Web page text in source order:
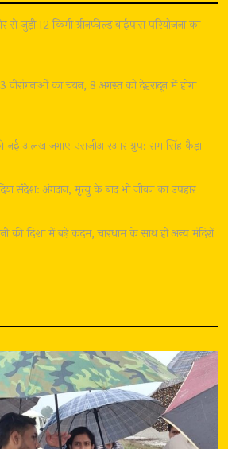
से जुड़ी 12 किमी ग्रीनफील्ड बाईपास परियोजना का
वीरांगनाओं का चयन, 8 अगस्त को देहरादून में होगा
नई अलख जगाए एसजीआरआर ग्रुप: राम सिंह कैड़ा
संदेश: अंगदान, मृत्यु के बाद भी जीवन का उपहार
की दिशा में बढ़े कदम, चारधाम के साथ ही अन्य मंदिरों